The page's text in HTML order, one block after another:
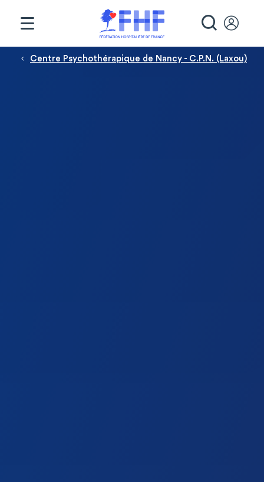
Fil d'Ariane
Centre Psychothérapique de Nancy - C.P.N. (Laxou)
Panneau de gestion des cookies